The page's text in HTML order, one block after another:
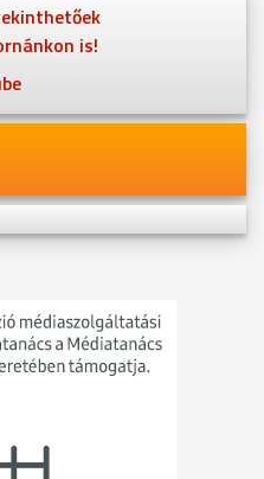
is!